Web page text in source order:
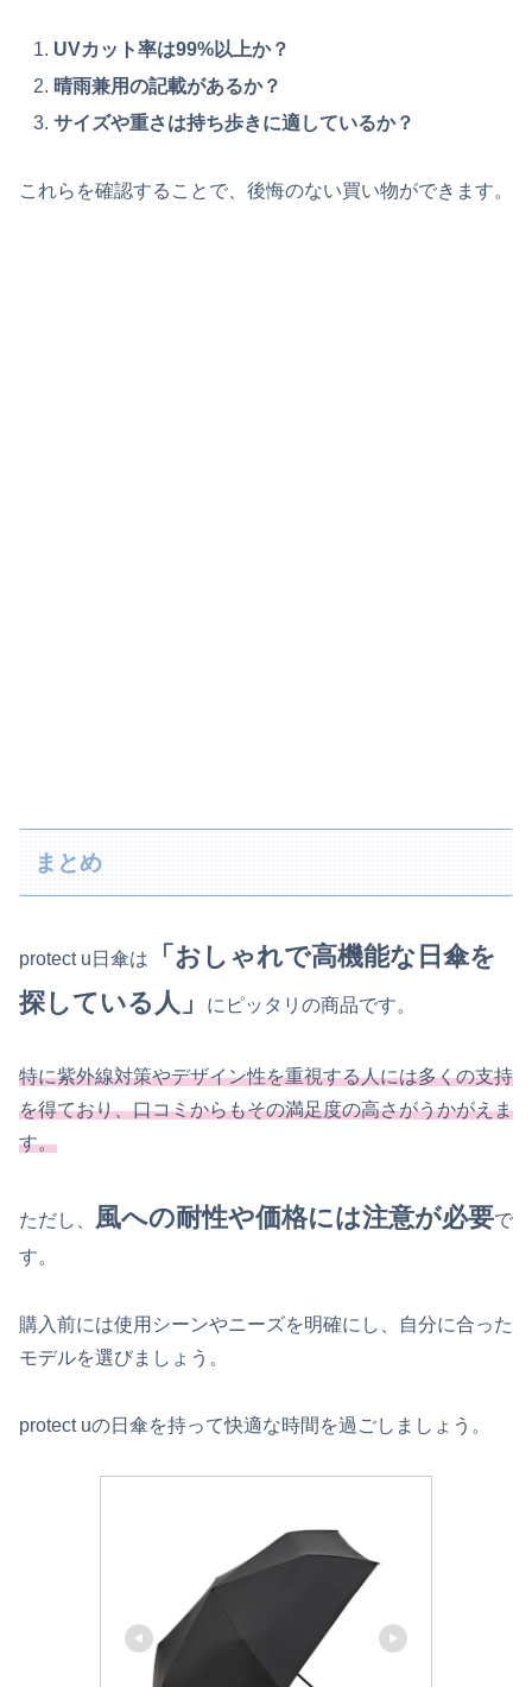
UVカット率は99%以上か？
晴雨兼用の記載があるか？
サイズや重さは持ち歩きに適しているか？
これらを確認することで、後悔のない買い物ができます。
まとめ
protect u日傘は
「おしゃれで高機能な日傘を
探している人」
にピッタリの商品です。
特に紫外線対策やデザイン性を重視する人には多くの支持
を得ており、口コミからもその満足度の高さがうかがえま
す。
ただし、 風への耐性や価格には注意が必要で
す。
購入前には使用シーンやニーズを明確にし、自分に合った
モデルを選びましょう。
protect uの日傘を持って快適な時間を過ごしましょう。